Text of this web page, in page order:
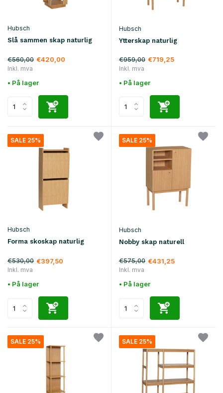
Hubsch
Slå sammen skap naturlig
€560,00 €420,00
Inkl. mva
• På lager
Hubsch
Ytterskap naturlig
€959,00 €719,25
Inkl. mva
• På lager
SALE 25%
Hubsch
Forma skoskap naturlig
€530,00 €397,50
Inkl. mva
• På lager
SALE 25%
Hubsch
Nobby skap naturell
€575,00 €431,25
Inkl. mva
• På lager
SALE 25% SALE 25%